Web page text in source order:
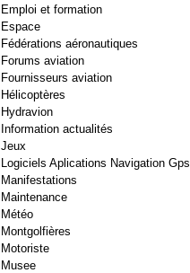
Emploi et formation
Espace
Fédérations aéronautiques
Forums aviation
Fournisseurs aviation
Hélicoptères
Hydravion
Information actualités
Jeux
Logiciels Aplications Navigation Gps
Manifestations
Maintenance
Météo
Montgolfières
Motoriste
Musee